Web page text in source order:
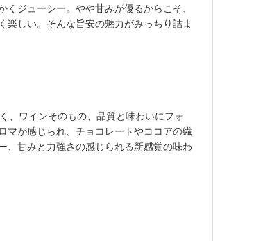
ジューシー。やや甘みが優るからこそ、
楽しい。そんな旨安の魅力がみっちり詰ま
、ワインそのもの、品質と味わいにフォ
マが感じられ、チョコレートやココアの繊
、甘みと力強さの感じられる新感覚の味わ